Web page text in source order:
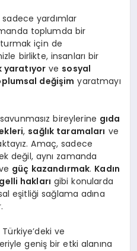
sadece yardımlar
toplumda bir
için de
birlikte, insanları bir
yaratıyor ve sosyal
değişim yaratmayı
bireylerine gıda
, sağlık taramaları ve
Amaç, sadece
değil, aynı zamanda
güç kazandırmak. Kadın
hakları gibi konularda
eşitliği sağlama adına
Türkiye’deki ve
geniş bir etki alanına